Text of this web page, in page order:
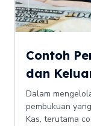
Contoh
dan
Dalam
pembukuan
Kas, terutama